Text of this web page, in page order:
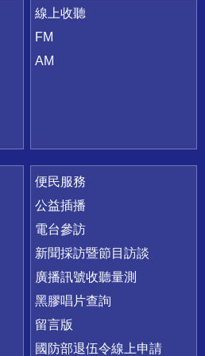
線上收聽
FM
AM
便民服務
公益插播
電台參訪
新聞採訪暨節目訪談
廣播訊號收聽量測
黑膠唱片查詢
留言版
國防部退伍令線上申請